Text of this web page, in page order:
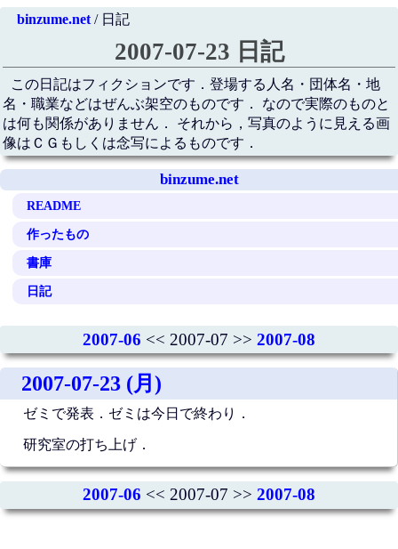
binzume.net/ 日記
2007-07-23 日記
この日記はフィクションです．登場する人名・団体名・地
名・職業などはぜんぶ架空のものです． なので実際のものと
は何も関係がありません． それから，写真のように見える画
像はＣＧもしくは念写によるものです．
binzume.net
README
作ったもの
書庫
日記
2007-06 << 2007-07 >> 2007-08
2007-07-23 (月)
ゼミで発表．ゼミは今日で終わり．
研究室の打ち上げ．
2007-06 << 2007-07 >> 2007-08